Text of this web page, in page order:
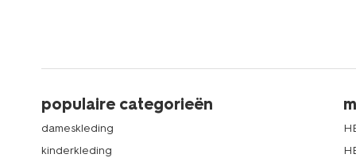
populaire categorieën
dameskleding
kinderkleding